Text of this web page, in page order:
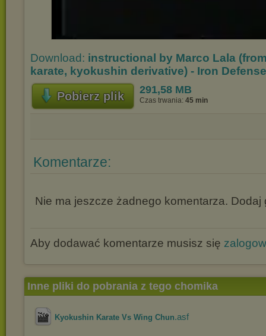
Download: instructional by Marco Lala
karate, kyokushin derivative) - Iron
Pobierz plik 291,58 MB
Czas trwania: 45 min
Komentarze:
Nie ma jeszcze żadnego komentarza. Dodaj
Aby dodawać komentarze musisz się
Inne pliki do pobrania z tego chomika
Kyokushin Karate Vs Wing Chun.asf